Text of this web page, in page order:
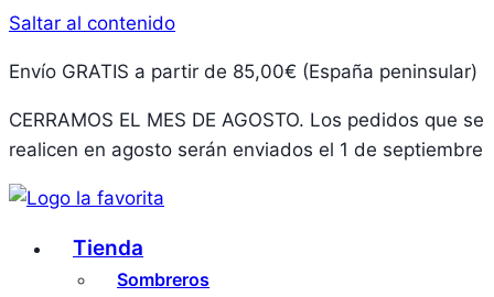
Saltar al contenido
Envío GRATIS a partir de 85,00€ (España peninsular)
CERRAMOS EL MES DE AGOSTO. Los pedidos que se
realicen en agosto serán enviados el 1 de septiembre
Tienda
Sombreros